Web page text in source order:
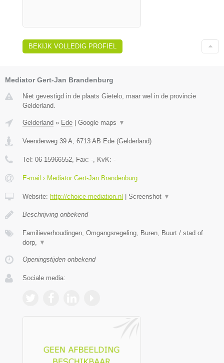
BEKIJK VOLLEDIG PROFIEL
Mediator Gert-Jan Brandenburg
Niet gevestigd in de plaats Gietelo, maar wel in de provincie
Gelderland.
Gelderland » Ede | Google maps ▼
Veenderweg 39 A 6713 AB Ede (Gelderland)
Tel: 06-15966552 , Fax: - , KvK: -
E-mail › Mediator Gert-Jan Brandenburg
Website: http://choice-mediation.nl | Screenshot ▼
Beschrijving onbekend
Familieverhoudingen, Omgangsregeling, Buren, Buurt / stad of
dorp,
▼
Openingstijden onbekend
Sociale media: